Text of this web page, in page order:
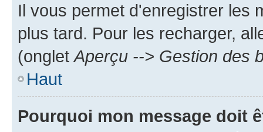
Il vous permet d'enregistrer les
plus tard. Pour les recharger,
(ongletAperçu --> Gestion des
Haut
Pourquoi mon message doit